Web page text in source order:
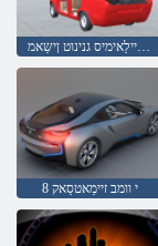
רעטיילַאימיס גנינוט ןישַאמ
8 י וומב זיימַאטסַאק